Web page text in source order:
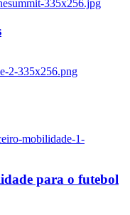
335x256.jpg
2-335x256.png
mobilidade-1-
para o futebol